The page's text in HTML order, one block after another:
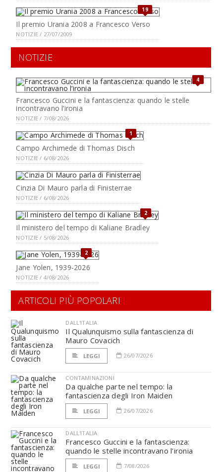
19
Il premio Urania 2008 a Francesco Verso
NOTIZIE / 27/07/2009
NOTIZIE
4
Francesco Guccini e la fantascienza: quando le stelle
incontravano l’ironia
NOTIZIE / 7/08/2026
1
Campo Archimede di Thomas Disch
NOTIZIE / 6/08/2026
Cinzia Di Mauro parla di Finisterrae
NOTIZIE / 6/08/2026
2
Il ministero del tempo di Kaliane Bradley
NOTIZIE / 5/08/2026
2
Jane Yolen, 1939-2026
NOTIZIE / 4/08/2026
ARTICOLI PIÙ POPOLARI
DALL'ITALIA
Il Qualunquismo sulla fantascienza di
Mauro Covacich
LEGGI 26/07/2026
CONTAMINAZIONI
Da qualche parte nel tempo: la
fantascienza degli Iron Maiden
LEGGI 26/07/2026
DALL'ITALIA
Francesco Guccini e la fantascienza:
quando le stelle incontravano l’ironia
LEGGI 7/08/2026